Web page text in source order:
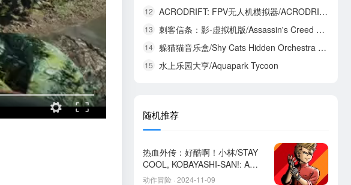
12 ACRODRIFT: FPV无人机模拟器/ACRODRIFT: FPV Drone Simulator
13 刺客信条：影-虚拟机版/Assassin's Creed Shadows HYPERVISOR
14 躲猫猫音乐盒/Shy Cats Hidden Orchestra 2 - The Return
15 水上乐园大亨/Aquapark Tycoon
随机推荐
热血外传：好酷啊！小林/STAY
COOL, KOBAYASHI-SAN!: A
RIVER CITY RANSOM STORY
动作冒险 · 2024-11-09